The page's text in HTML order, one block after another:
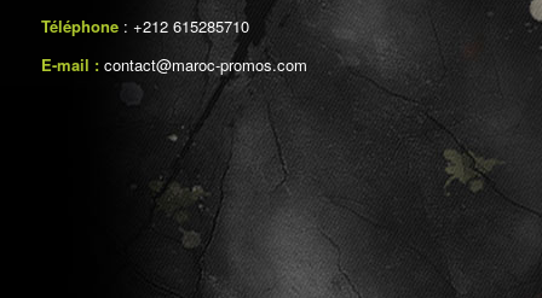
Téléphone : +212 615285710
E-mail : contact@maroc-promos.com